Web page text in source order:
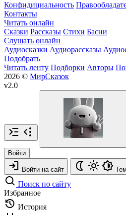
Конфидициальность
Контакты
Читать онлайн
Сказки Рассказы Стихи Басни
Слушать онлайн
Аудиосказки Аудиорассказы
Подобрать
Читать ленту Подборки Авторы
2026 © МирСказок
v2.0
Войти
Войти на сайт
Поиск по сайту
Избранное
История